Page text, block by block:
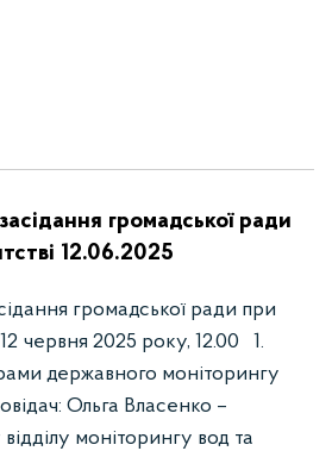
громадської ради
12.06.2025
громадської ради при
червня 2025 року, 12.00 1.
державного моніторингу
Ольга Власенко –
вiддiлу моніторингу вод та